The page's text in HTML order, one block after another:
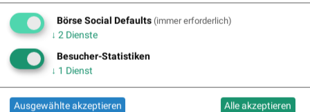
Random Partner
gettex
Vermögensverwalter und institutionellen Anleger. Auf
Börse Social Defaults (immer erforderlich)
↓ 2 Dienste
Besucher-Statistiken
↓ 1 Dienst
Ausgewählte akzeptieren Alle akzeptieren